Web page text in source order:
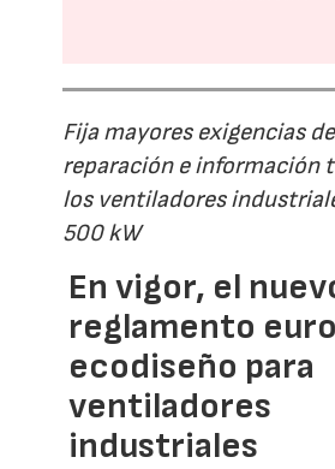
Fija mayores exigencias
reparación e información
los ventiladores
500 kW
En vigor, el
reglamento
ecodiseño para
ventiladores
industriales